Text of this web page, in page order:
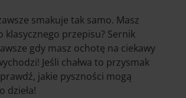
smakuje tak samo. Masz
przepisu? Sernik
gdy masz ochotę na ciekawy
Jeśli chałwa to przysmak
jakie pyszności mogą
dzieła!